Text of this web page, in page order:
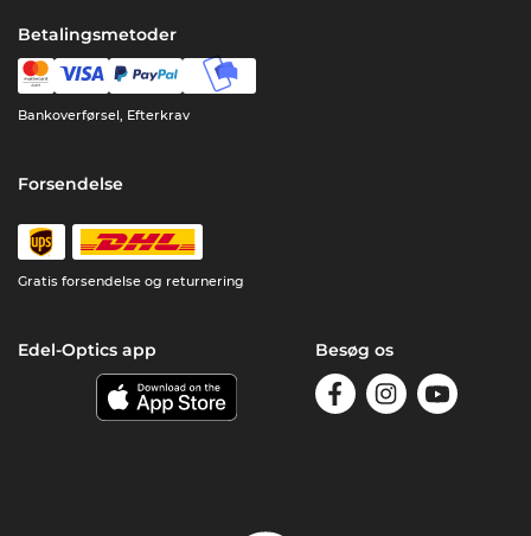
Betalingsmetoder
Bankoverførsel, Efterkrav
Forsendelse
Gratis forsendelse og returnering
Edel-Optics app Besøg os